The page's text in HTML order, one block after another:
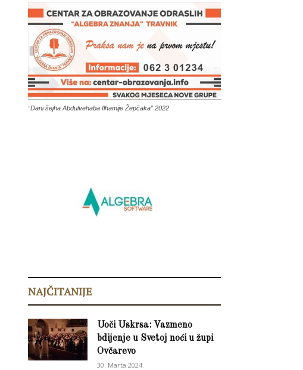
“Dani šejha Abdulvehaba Ilhamije Žepčaka” 2022
NAJČITANIJE
Uoči Uskrsa: Vazmeno
bdijenje u Svetoj noći u župi
Ovčarevo
30. Marta 2024.